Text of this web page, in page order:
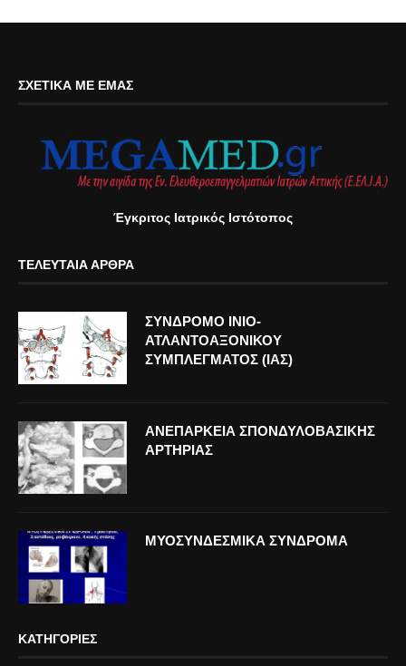
ΣΧΕΤΙΚΆ ΜΕ ΕΜΆΣ
Έγκριτος Ιατρικός Ιστότοπος
ΤΕΛΕΥΤΑΊΑ ΆΡΘΡΑ
ΣΥΝΔΡΟΜΟ ΙΝΙΟ-
ΑΤΛΑΝΤΟΑΞΟΝΙΚΟΥ
ΣΥΜΠΛΕΓΜΑΤΟΣ (ΙΑΣ)
ΑΝΕΠΑΡΚΕΙΑ ΣΠΟΝΔΥΛΟΒΑΣΙΚΗΣ
ΑΡΤΗΡΙΑΣ
ΜΥΟΣΥΝΔΕΣΜΙΚΑ ΣΥΝΔΡΟΜΑ
ΚΑΤΗΓΟΡΊΕΣ